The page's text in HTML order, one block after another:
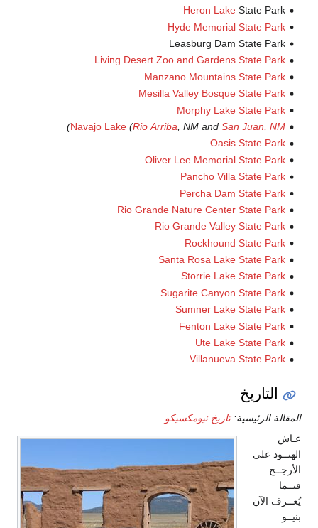
Heron Lake
Hyde Memorial
Leasburg Dam
Living Desert Zoo and Gardens
Manzano Mountains
Mesilla Valley Bosque
Morphy Lake
Navajo Lake (Rio Arriba, NM andSan
)
Oasis
Oliver Lee Memorial
Pancho Villa
Percha Dam
Rio Grande Nature Center
Rio Grande Valley
Rockhound
Santa Rosa Lake
Storrie Lake
Sugarite Canyon
Sumner Lake
Fenton Lake
Ute Lake
Villanueva
تاريخ نيومكسيكو